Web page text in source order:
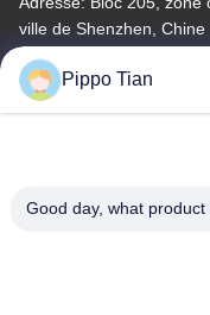
ville de Shenzhen, Chine
Télégramme
86--13590447319
Pippo Tian
Good day, what